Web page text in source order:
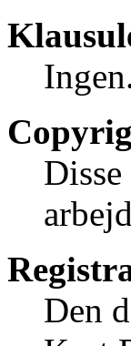
Den